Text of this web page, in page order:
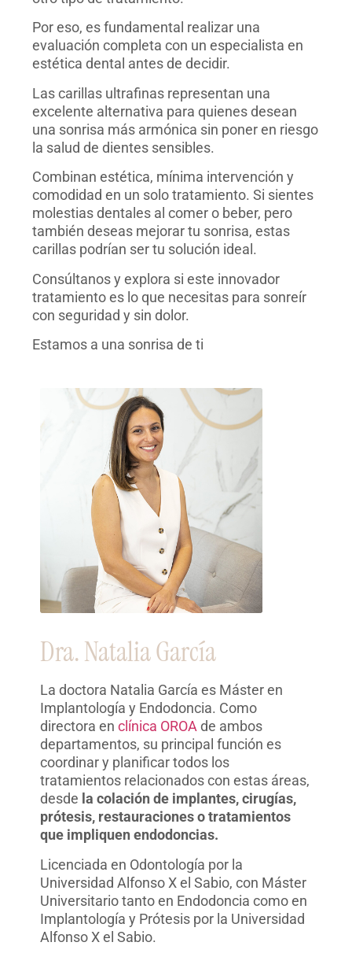
Por eso, es fundamental realizar una
evaluación completa con un especialista en
estética dental antes de decidir.
Las carillas ultrafinas representan una
excelente alternativa para quienes desean
una sonrisa más armónica sin poner en riesgo
la salud de dientes sensibles.
Combinan estética, mínima intervención y
comodidad en un solo tratamiento. Si sientes
molestias dentales al comer o beber, pero
también deseas mejorar tu sonrisa, estas
carillas podrían ser tu solución ideal.
Consúltanos y explora si este innovador
tratamiento es lo que necesitas para sonreír
con seguridad y sin dolor.
Estamos a una sonrisa de ti
Dra. Natalia García
La doctora Natalia García es Máster en
Implantología y Endodoncia. Como
directora enclínica OROA de ambos
departamentos, su principal función es
coordinar y planificar todos los
tratamientos relacionados con estas áreas,
desde la colación de implantes, cirugías,
prótesis, restauraciones o tratamientos
que impliquen endodoncias.
Licenciada en Odontología por la
Universidad Alfonso X el Sabio, con Máster
Universitario tanto en Endodoncia como en
Implantología y Prótesis por la Universidad
Alfonso X el Sabio.